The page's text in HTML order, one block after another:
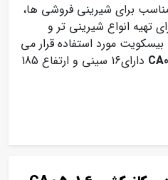
برای شیرینی فروشی ها،
تهیه انواع شیرینی تر و
مورد استفاده قرار می
دارای16 سینی و ارتفاع 185